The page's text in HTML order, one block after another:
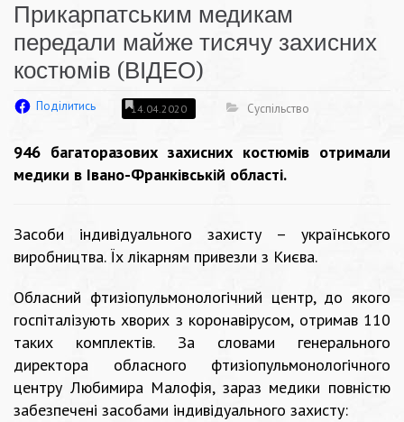
Прикарпатським медикам
передали майже тисячу захисних
костюмів (ВІДЕО)
Поділитись 14.04.2020 Суспільство
946 багаторазових захисних костюмів отримали
медики в Івано-Франківській області.
Засоби індивідуального захисту – українського
виробництва. Їх лікарням привезли з Києва.
Обласний фтизіопульмонологічний центр, до якого
госпіталізують хворих з коронавірусом, отримав 110
таких комплектів. За словами генерального
директора обласного фтизіопульмонологічного
центру Любимира Малофія, зараз медики повністю
забезпечені засобами індивідуального захисту: